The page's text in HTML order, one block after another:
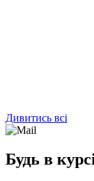
Дивитись всі
Будь в